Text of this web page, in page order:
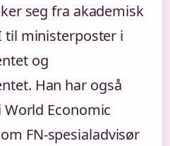
seg fra akademisk
til ministerposter i
og
Han har også
Economic
FN-spesialadvisør